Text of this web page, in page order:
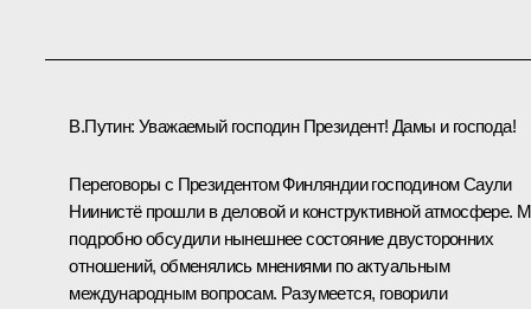
В.Путин: Уважаемый господин Президент! Дамы и господа!
Переговоры с Президентом Финляндии господином Саули
Ниинистё прошли в деловой и конструктивной атмосфере.
подробно обсудили нынешнее состояние двусторонних
отношений, обменялись мнениями по актуальным
международным вопросам. Разумеется, говорили